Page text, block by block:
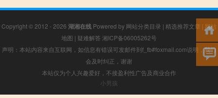
Copyright © 2012 - 2026 湖湘在线 Powered by 网站分类目录 | 精选推荐文章 | 网站
地图 | 疑难解答 湘ICP备06005262号
声明：本站内容来自互联网，如信息有错误可发邮件到f_fb#foxmail.com说明，我们
会及时纠正，谢谢
本站仅为个人兴趣爱好，不接盈利性广告及商业合作
小男孩